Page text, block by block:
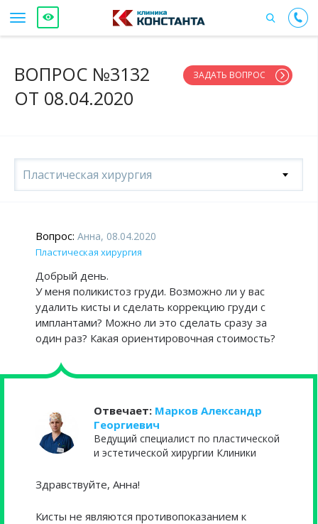
ВОПРОС №3132
ОТ 08.04.2020
ЗАДАТЬ ВОПРОС
Пластическая хирургия
Вопрос: Анна, 08.04.2020
Пластическая хирургия
Добрый день.
У меня поликистоз груди. Возможно ли у вас
удалить кисты и сделать коррекцию груди с
имплантами? Можно ли это сделать сразу за
один раз? Какая ориентировочная стоимость?
Отвечает: Марков Александр
Георгиевич
Ведущий специалист по пластической
и эстетической хирургии Клиники
Здравствуйте, Анна!
Кисты не являются противопоказанием к